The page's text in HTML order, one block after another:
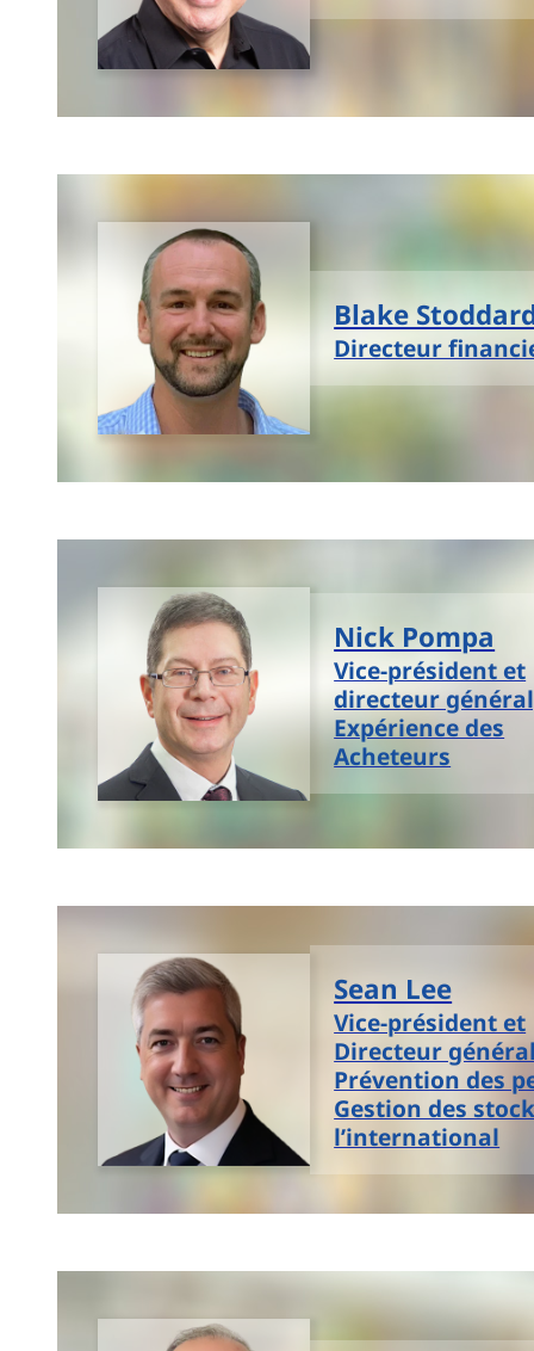
Blake
Directeur
Nick Pompa
Vice-président et
directeur
Expérience des
Acheteurs
Sean Lee
Vice-président et
Directeur
Prévention des
Gestion des
l’international